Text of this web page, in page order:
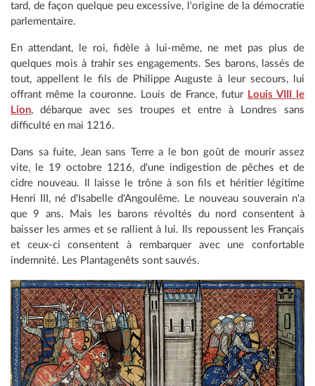
tard, de façon quelque peu excessive, l'origine de la démocratie
parlementaire.
En attendant, le roi, fidèle à lui-même, ne met pas plus de
quelques mois à trahir ses engagements. Ses barons, lassés de
tout, appellent le fils de Philippe Auguste à leur secours, lui
offrant même la couronne. Louis de France, futur Louis VIII le
Lion, débarque avec ses troupes et entre à Londres sans
difficulté en mai 1216.
Dans sa fuite, Jean sans Terre a le bon goût de mourir assez
vite, le 19 octobre 1216, d'une indigestion de pêches et de
cidre nouveau. Il laisse le trône à son fils et héritier légitime
Henri III, né d'Isabelle d'Angoulême. Le nouveau souverain n'a
que 9 ans. Mais les barons révoltés du nord consentent à
baisser les armes et se rallient à lui. Ils repoussent les Français
et ceux-ci consentent à rembarquer avec une confortable
indemnité. Les Plantagenêts sont sauvés.